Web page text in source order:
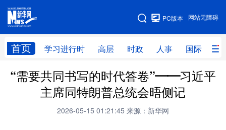
网站无障碍
PC版本
首页 学习进行时 高层 时政 人事 国际 财
网站地图
学习进行时 高层 时政 人事
财经 网评
“需要共同书写的时代答卷”——习近平
主席同特朗普总统会晤侧记
2026-05-15 01:21:45 来源：新华网